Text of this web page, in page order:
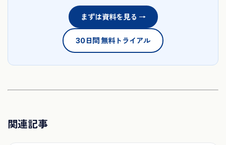
まずは資料を見る →
30日間 無料トライアル
関連記事